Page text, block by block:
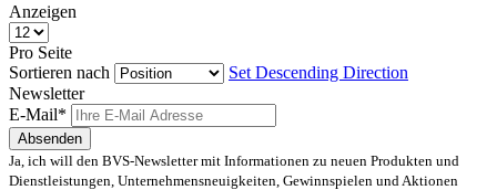
Anzeigen
Pro Seite
Sortieren nach
Set Descending Direction
Newsletter
E-Mail*
Absenden
Ja, ich will den BVS-Newsletter mit Informationen zu neuen Produkten und
Dienstleistungen, Unternehmensneuigkeiten, Gewinnspielen und Aktionen